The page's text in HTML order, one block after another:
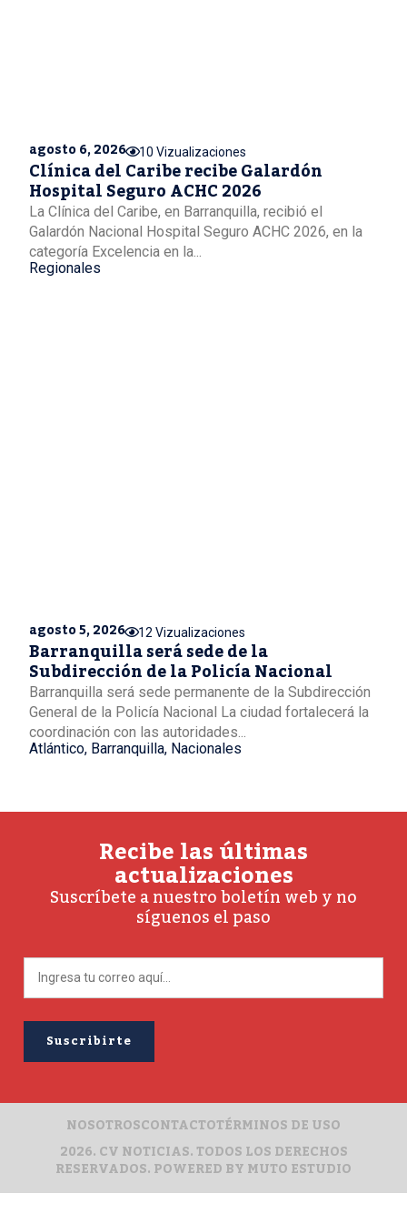
agosto 6, 2026 10 Vizualizaciones
Clínica del Caribe recibe Galardón
Hospital Seguro ACHC 2026
La Clínica del Caribe, en Barranquilla, recibió el
Galardón Nacional Hospital Seguro ACHC 2026, en la
categoría Excelencia en la...
Regionales
agosto 5, 2026 12 Vizualizaciones
Barranquilla será sede de la
Subdirección de la Policía Nacional
Barranquilla será sede permanente de la Subdirección
General de la Policía Nacional La ciudad fortalecerá la
coordinación con las autoridades...
Atlántico, Barranquilla, Nacionales
Recibe las últimas
actualizaciones
Suscríbete a nuestro boletín web y no
síguenos el paso
2026. CV NOTICIAS. TODOS LOS DERECHOS
RESERVADOS. POWERED BYMUTO ESTUDIO
NOSOTROSCONTACTOTÉRMINOS DE USO